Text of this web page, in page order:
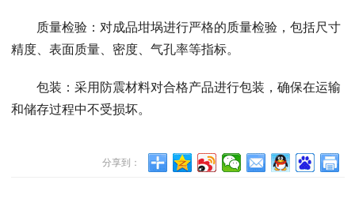
质量检验：对成品坩埚进行严格的质量检验，包括尺寸
精度、表面质量、密度、气孔率等指标。
包装：采用防震材料对合格产品进行包装，确保在运输
和储存过程中不受损坏。
分享到：